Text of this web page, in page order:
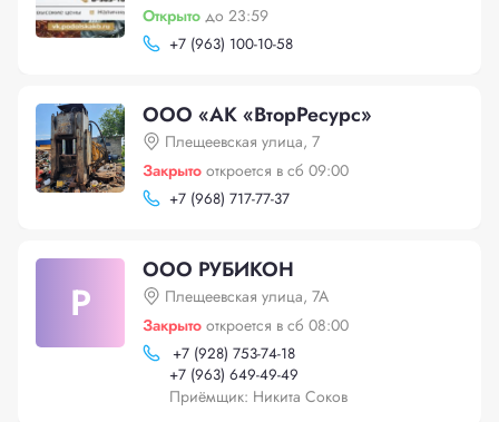
Открыто до 23:59
+7 (963) 100-10-58
ООО «АК «ВторРесурс»
Плещеевская улица, 7
Закрыто откроется в сб 09:00
+7 (968) 717-77-37
Р
ООО РУБИКОН
Плещеевская улица, 7А
Закрыто откроется в сб 08:00
+7 (928) 753-74-18
+7 (963) 649-49-49
Приёмщик: Никита Соков